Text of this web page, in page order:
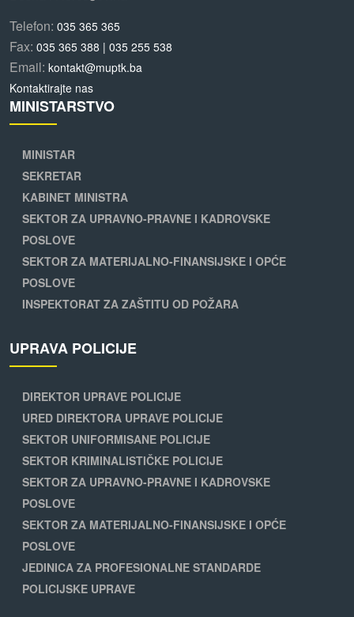
Telefon: 035 365 365
Fax: 035 365 388 | 035 255 538
Email: kontakt@muptk.ba
Kontaktirajte nas
MINISTARSTVO
MINISTAR
SEKRETAR
KABINET MINISTRA
SEKTOR ZA UPRAVNO-PRAVNE I KADROVSKE
POSLOVE
SEKTOR ZA MATERIJALNO-FINANSIJSKE I OPĆE
POSLOVE
INSPEKTORAT ZA ZAŠTITU OD POŽARA
UPRAVA POLICIJE
DIREKTOR UPRAVE POLICIJE
URED DIREKTORA UPRAVE POLICIJE
SEKTOR UNIFORMISANE POLICIJE
SEKTOR KRIMINALISTIČKE POLICIJE
SEKTOR ZA UPRAVNO-PRAVNE I KADROVSKE
POSLOVE
SEKTOR ZA MATERIJALNO-FINANSIJSKE I OPĆE
POSLOVE
JEDINICA ZA PROFESIONALNE STANDARDE
POLICIJSKE UPRAVE